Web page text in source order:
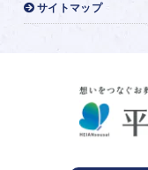
サイトマップ